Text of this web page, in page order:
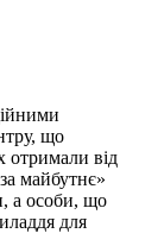
що
отримали від
майбутнє»
а особи, що
для